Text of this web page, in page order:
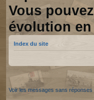
Vous
évolution
Index du site
Voir les messages sans réponses